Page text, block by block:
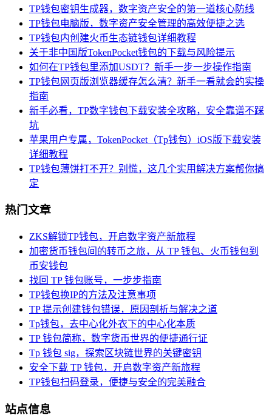
TP钱包密钥生成器，数字资产安全的第一道核心防线
TP钱包电脑版，数字资产安全管理的高效便捷之选
TP钱包内创建火币生态链钱包详细教程
关于非中国版TokenPocket钱包的下载与风险提示
如何在TP钱包里添加USDT？新手一步一步操作指南
TP钱包网页版浏览器缓存怎么清？新手一看就会的实操
指南
新手必看，TP数字钱包下载安装全攻略，安全靠谱不踩
坑
苹果用户专属，TokenPocket（Tp钱包）iOS版下载安装
详细教程
TP钱包薄饼打不开？别慌，这几个实用解决方案帮你搞
定
热门文章
ZKS解锁TP钱包，开启数字资产新旅程
加密货币钱包间的转币之旅，从 TP 钱包、火币钱包到
币安钱包
找回 TP 钱包账号，一步步指南
TP钱包换IP的方法及注意事项
TP 提示创建钱包错误，原因剖析与解决之道
Tp钱包，去中心化外衣下的中心化本质
TP 钱包简称，数字货币世界的便捷通行证
Tp 钱包 sig，探索区块链世界的关键密钥
安全下载 TP 钱包，开启数字资产新旅程
TP钱包扫码登录，便捷与安全的完美融合
站点信息